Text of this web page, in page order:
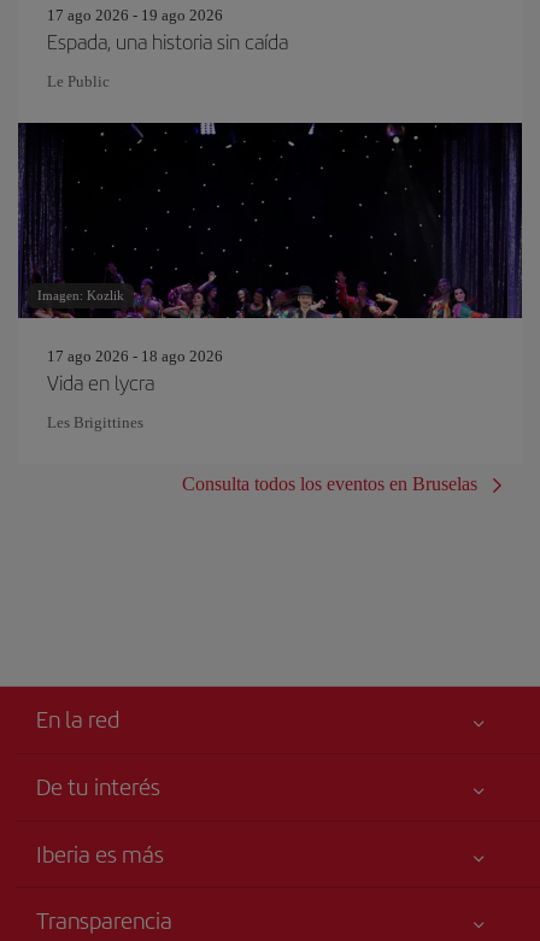
17 ago 2026 - 19 ago 2026
Espada, una historia sin caída
Le Public
Imagen: Kozlik
17 ago 2026 - 18 ago 2026
Vida en lycra
Les Brigittines
Consulta todos los eventos en Bruselas
En la red
De tu interés
Accesibilidad
Iberia es más
Grupo Iberia
Transparencia